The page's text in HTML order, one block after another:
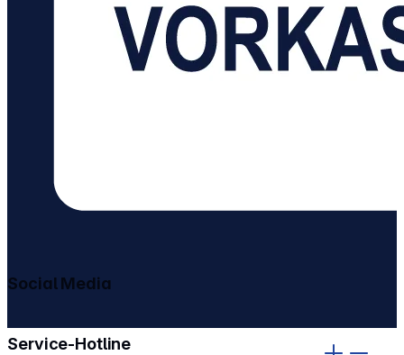
Service-Hotline
Social Media